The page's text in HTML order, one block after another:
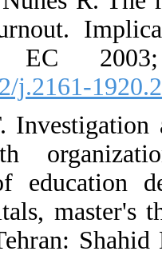
& couple
[
46. Navidi
burnout
Tehran